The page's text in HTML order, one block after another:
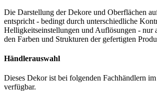
Die Darstellung der Dekore und Oberflächen
entspricht - bedingt durch unterschiedliche
Helligkeitseinstellungen und Auflösungen - nur
den Farben und Strukturen der gefertigten
Händlerauswahl
Dieses Dekor ist bei folgenden Fachhändlern
verfügbar.